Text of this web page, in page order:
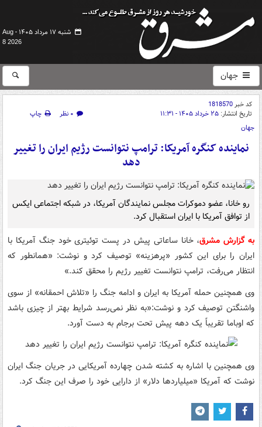
شنبه ۱۷ مرداد ۱۴۰۵ -
Aug
8 2026
جهان
کد خبر1818570
تاریخ انتشار: ۲۵ خرداد ۱۴۰۵ - ۱۱:۳۱ ۰ نظر
چاپ
جهان
نماینده کنگره آمریکا: ترامپ نتوانست رژیم ایران را تغییر
دهد
رو خانا، عضو دموکرات مجلس نمایندگان آمریکا، در شبکه اجتماعی ایکس
از توافق آمریکا با ایران استقبال کرد.
به گزارش مشرق، خانا ساعاتی پیش در پست توئیتری خود جنگ آمریکا با
ایران را برای این کشور «پرهزینه» توصیف کرد و نوشت:‌ «همانطور که
انتظار می‌رفت، ترامپ نتوانست تغییر رژیم را محقق کند.»
وی همچنین حمله آمریکا به ایران و ادامه جنگ را «تلاش احمقانه» از سوی
واشنگتن توصیف کرد و نوشت:«به نظر نمی‌رسد شرایط بهتر از چیزی باشد
که اوباما تقریباً یک دهه پیش تحت برجام به دست آورد.
وی همچنین با اشاره به کشته شدن چهارده آمریکایی در جریان جنگ ایران
نوشت که آمریکا «میلیاردها دلار» از دارایی خود را صرف این جنگ کرد.